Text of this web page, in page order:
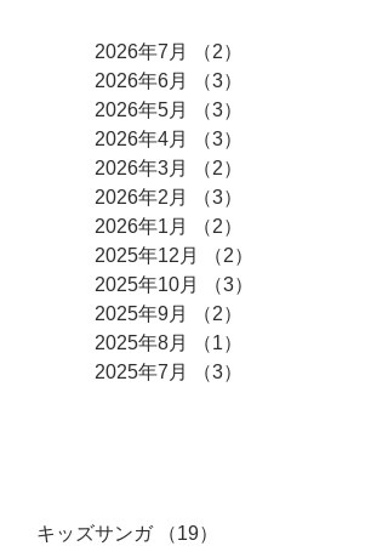
2026年7月 （2）
2026年6月
（3）
2026年5月
（3）
2026年4月
（3）
2026年3月
（2）
2026年2月
（3）
2026年1月
（2）
2025年12月
（2）
2025年10月
（3）
2025年9月
（2）
2025年8月
（1）
2025年7月
（3）
キッズサンガ （19）